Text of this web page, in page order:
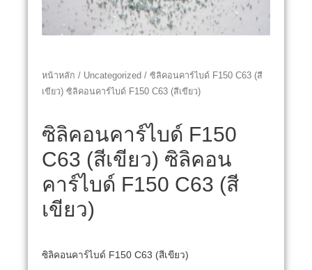
หน้าหลัก / Uncategorized / ซิลิคอนคาร์ไบด์ F150 C63 (สี
เขียว) ซิลิคอนคาร์ไบด์ F150 C63 (สีเขียว)
ซิลิคอนคาร์ไบด์ F150
C63 (สีเขียว) ซิลิคอน
คาร์ไบด์ F150 C63 (สี
เขียว)
ซิลิคอนคาร์ไบด์ F150 C63 (สีเขียว)